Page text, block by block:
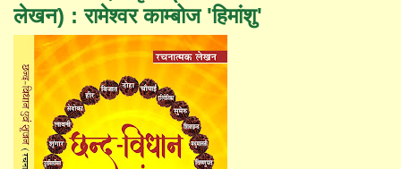
लेखन) : रामेश्वर काम्बोज 'हिमांशु'